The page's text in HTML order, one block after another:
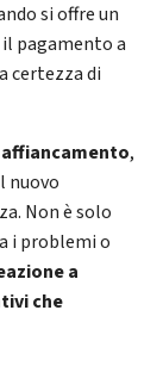
si offre un
pagamento a
certezza di
,
nuovo
Non è solo
i problemi o
a
che